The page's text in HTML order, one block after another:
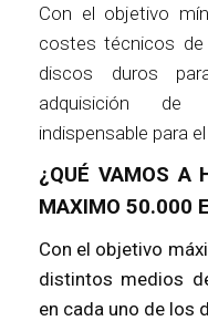
Con el objetivo
costes técnicos
discos duros
adquisición de
indispensable para
¿QUÉ VAMOS A
MAXIMO 50.000
Con el objetivo
distintos medios
en cada uno de los